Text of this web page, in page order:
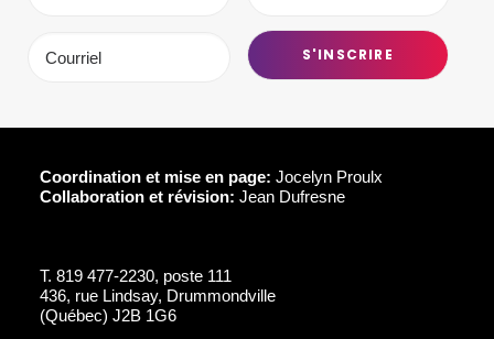
Coordination et mise en page: Jocelyn Proulx
Collaboration et révision: Jean Dufresne
T. 819 477-2230, poste 111
436, rue Lindsay, Drummondville
(Québec) J2B 1G6